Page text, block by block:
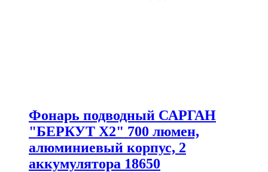
Фонарь подводный САРГАН
"БЕРКУТ Х2" 700 люмен,
алюминиевый корпус, 2
аккумулятора 18650